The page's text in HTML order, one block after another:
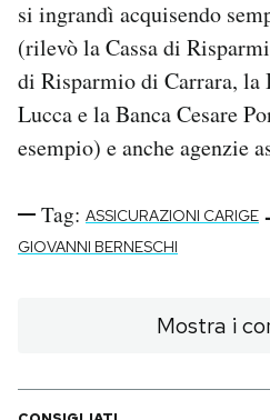
si ingrandì acquisendo
(rilevò la Cassa di
di Risparmio di Carrara, la
Lucca e la Banca Cesare
esempio) e anche agenzie
Tag: ASSICURAZIONI CARIGE -
GIOVANNI BERNESCHI
Mostra i